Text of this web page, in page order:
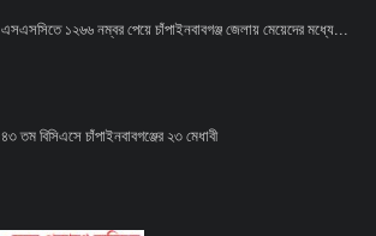
এসএসসিতে ১২৬৬ নম্বর পেয়ে চাঁপাইনবাবগঞ্জ জেলায় মেয়েদের মধ্যে...
৪৩ তম বিসিএসে চাঁপাইনবাবগঞ্জের ২৩ মেধাবী